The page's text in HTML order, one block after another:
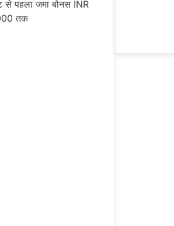
से पहला जमा बोनस INR
तक